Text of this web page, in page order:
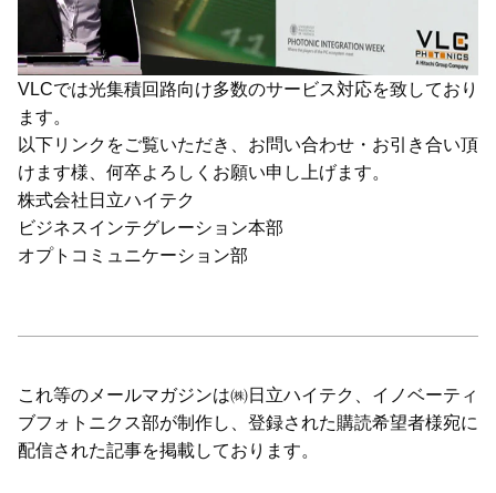
VLCでは光集積回路向け多数のサービス対応を致しており
ます。
以下リンクをご覧いただき、お問い合わせ・お引き合い頂
けます様、何卒よろしくお願い申し上げます。
株式会社日立ハイテク
ビジネスインテグレーション本部
オプトコミュニケーション部
これ等のメールマガジンは㈱日立ハイテク、イノベーティ
ブフォトニクス部が制作し、登録された購読希望者様宛に
配信された記事を掲載しております。